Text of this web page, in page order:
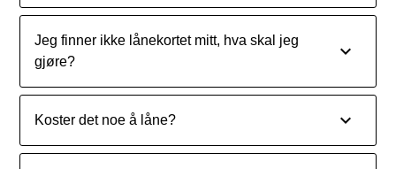
Jeg finner ikke lånekortet mitt, hva skal jeg
gjøre?
Koster det noe å låne?